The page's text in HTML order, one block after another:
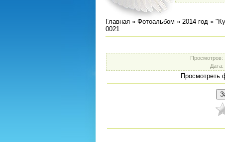
Главная » Фотоальбом » 2014 год »
0021
Просмотров:
Дата:
Просмотреть